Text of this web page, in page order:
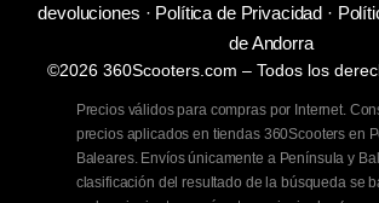
devoluciones · Política de Privacidad ·
de Andorra
©2026 360Scooters.com – Todos los
Precios válidos para compras por Internet.
precios aplicados en tiendas 360Scooters en
Baleares. Envíos únicamente a Península y
clasificación del resultado de la búsqueda se